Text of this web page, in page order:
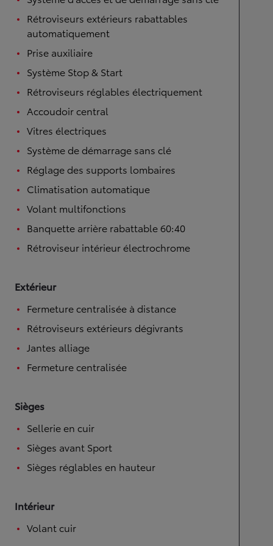
Rétroviseurs extérieurs rabattables
automatiquement
Prise auxiliaire
Système Stop & Start
Rétroviseurs réglables électriquement
Accoudoir central
Vitres électriques
Système de démarrage sans clé
Réglage des supports lombaires
Climatisation automatique
Volant multifonctions
Banquette arrière rabattable 60:40
Rétroviseur intérieur électrochrome
Extérieur
Fermeture centralisée à distance
Rétroviseurs extérieurs dégivrants
Jantes alliage
Fermeture centralisée
Sièges
Sellerie en cuir
Sièges avant Sport
Sièges réglables en hauteur
Intérieur
Volant cuir